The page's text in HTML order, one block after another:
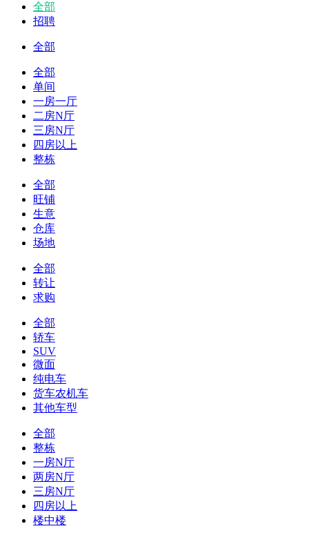
全部
招聘
全部
全部
单间
一房一厅
二房N厅
三房N厅
四房以上
整栋
全部
旺铺
生意
仓库
场地
全部
转让
求购
全部
轿车
SUV
微面
纯电车
货车农机车
其他车型
全部
整栋
一房N厅
两房N厅
三房N厅
四房以上
楼中楼